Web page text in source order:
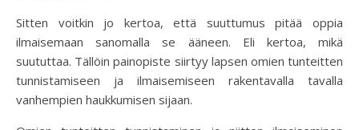
Sitten voitkin jo kertoa, että suuttumus pitää oppia
ilmaisemaan sanomalla se ääneen. Eli kertoa, mikä
suututtaa. Tällöin painopiste siirtyy lapsen omien tunteitten
tunnistamiseen ja ilmaisemiseen rakentavalla tavalla
vanhempien haukkumisen sijaan.